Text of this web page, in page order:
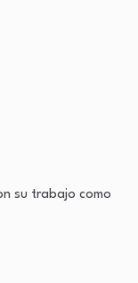
su trabajo como